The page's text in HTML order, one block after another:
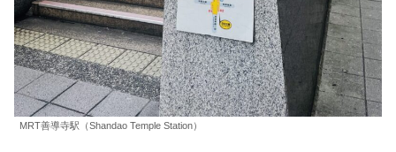
MRT善導寺駅（Shandao Temple Station）